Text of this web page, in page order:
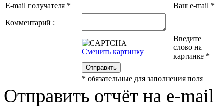
E-mail получателя * Ваш e-mail *
Комментарий :
Сменить картинку
Введите
слово на
картинке *
Отправить
* обязательные для заполнения поля
Отправить отчёт на e-mail